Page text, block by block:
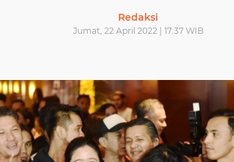
Redaksi
Jumat, 22 April 2022 | 17:37 WIB